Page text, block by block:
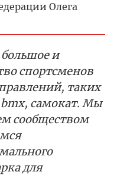
Олега
большое и
спортсменов
таких
bmx, самокат. Мы
сообществом
для